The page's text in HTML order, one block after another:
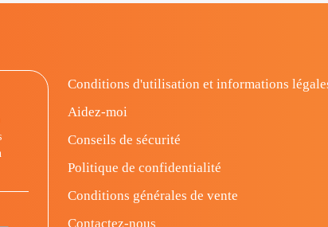
Conditions d'utilisation et informations
Aidez-moi
Conseils de sécurité
Politique de confidentialité
Conditions générales de vente
Contactez-nous